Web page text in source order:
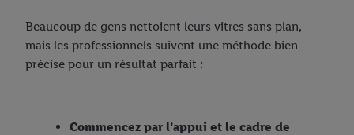
Beaucoup de gens nettoient leurs vitres sans plan,
mais les professionnels suivent une méthode bien
précise pour un résultat parfait :
Commencez par l’appui et le cadre de